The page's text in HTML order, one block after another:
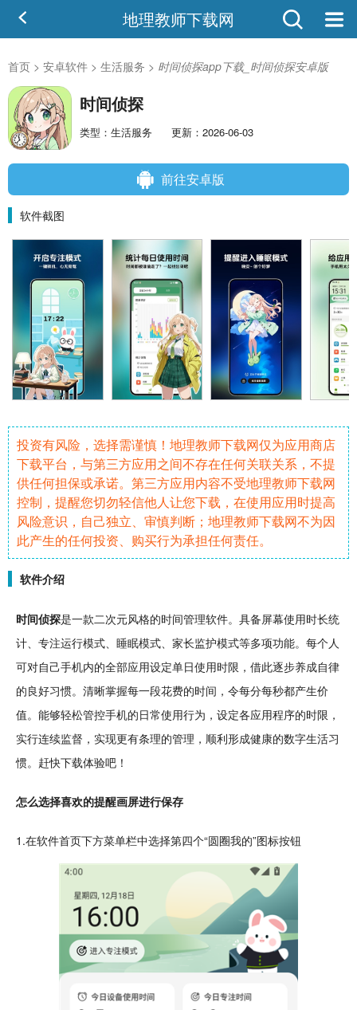
地理教师下载网
首页 > 安卓软件 > 生活服务 > 时间侦探app下载_时间侦探安卓版
时间侦探
类型：生活服务 更新：2026-06-03
前往安卓版
软件截图
投资有风险，选择需谨慎！地理教师下载网仅为应用商店
下载平台，与第三方应用之间不存在任何关联关系，不提
供任何担保或承诺。第三方应用内容不受地理教师下载网
控制，提醒您切勿轻信他人让您下载，在使用应用时提高
风险意识，自己独立、审慎判断；地理教师下载网不为因
此产生的任何投资、购买行为承担任何责任。
软件介绍
时间侦探是一款二次元风格的时间管理软件。具备屏幕使用时长统
计、 专注运行模式、睡眠模式、家长监护模式等多项功能。每个人
可对自己手机内的全部应用设定单日使用时限，借此逐步养成自律
的良好习惯。清晰掌握每一段花费的时间，令每分每秒都产生价
值。能够轻松管控手机的日常使用行为，设定各应用程序的时限，
实行连续监督，实现更有条理的管理，顺利形成健康的数字生活习
惯。赶快下载体验吧！
怎么选择喜欢的提醒画屏进行保存
1.在软件首页下方菜单栏中选择第四个“圆圈我的”图标按钮